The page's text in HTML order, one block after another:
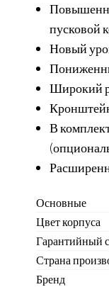
пусковой
Новый
Широкий
В
Основные
Цвет корпуса
Гарантийный
Страна
Бренд